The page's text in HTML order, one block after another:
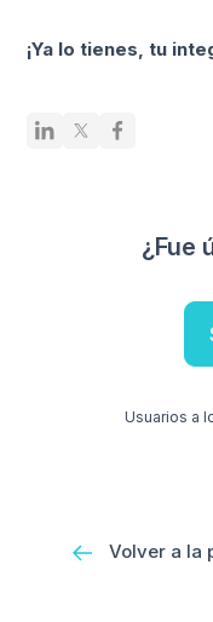
¡Ya lo tienes, tu
¿Fue
Usuarios a
Volver a la